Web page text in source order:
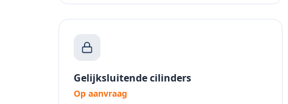
Gelijksluitende cilinders
Op aanvraag